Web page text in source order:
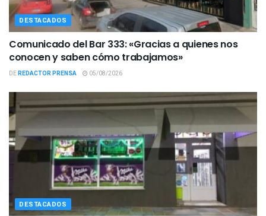
DESTACADOS
Comunicado del Bar 333: «Gracias a quienes nos
conocen y saben cómo trabajamos»
DEREDACTOR PRENSA 05/08/2026
DESTACADOS